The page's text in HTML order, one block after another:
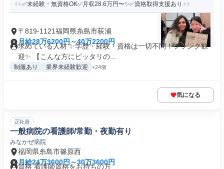
✅未経験・無資格OK✅月収28.6万円〜✨✅資格取得支援あり
〒819-1121福岡県糸島市荻浦
月給28万6200円～40万2200円
求めている人材 ✨学歴・経験・資格は一切不問！ブランク歓
迎✨ 【こんな方にピッタリの...
制服あり 業界未経験歓迎 +24個
気になる
正社員
一般病院の看護師/常勤・夜勤有り
みなかぜ病院
福岡県糸島市篠原西
月給24万3600円～30万3600円
資格 看護師資格をお持ちの方